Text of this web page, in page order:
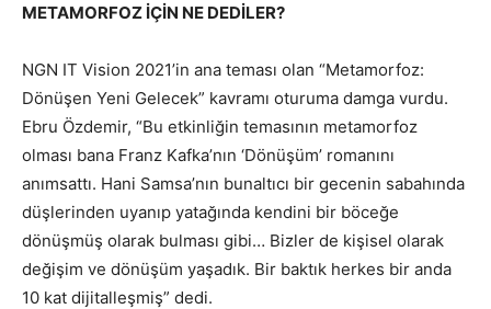
METAMORFOZ İÇİN NE DEDİLER?
NGN IT Vision 2021’in ana teması olan “Metamorfoz:
Dönüşen Yeni Gelecek” kavramı oturuma damga vurdu.
Ebru Özdemir, “Bu etkinliğin temasının metamorfoz
olması bana Franz Kafka’nın ‘Dönüşüm’ romanını
anımsattı. Hani Samsa’nın bunaltıcı bir gecenin sabahında
düşlerinden uyanıp yatağında kendini bir böceğe
dönüşmüş olarak bulması gibi… Bizler de kişisel olarak
değişim ve dönüşüm yaşadık. Bir baktık herkes bir anda
10 kat dijitalleşmiş” dedi.